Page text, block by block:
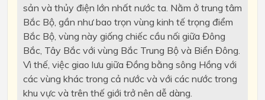
sản và thủy điện lớn nhất nước ta. Nằm ở trung tâm
Bắc Bộ, gần như bao trọn vùng kinh tế trọng điểm
Bắc Bộ, vùng này giống chiếc cầu nối giữa Đông
Bắc, Tây Bắc với vùng Bắc Trung Bộ và Biển Đông.
Vì thế, việc giao lưu giữa Đồng bằng sông Hồng với
các vùng khác trong cả nước và với các nước trong
khu vực và trên thế giới trở nên dễ dàng.